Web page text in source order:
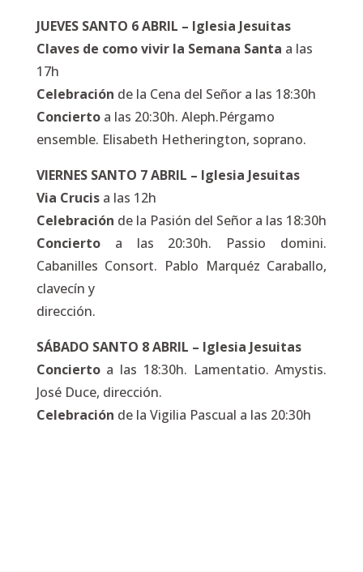
JUEVES SANTO 6 ABRIL – Iglesia Jesuitas
Claves de como vivir la Semana Santa a las
17h
Celebración de la Cena del Señor a las 18:30h
Conciertoa las 20:30h. Aleph.Pérgamo
ensemble. Elisabeth Hetherington, soprano.
VIERNES SANTO 7 ABRIL – Iglesia Jesuitas
Via Crucisa las 12h
Celebración de la Pasión del Señor a las 18:30h
Conciertoa las 20:30h. Passio domini.
Cabanilles Consort. Pablo Marquéz Caraballo,
clavecín y
dirección.
SÁBADO SANTO 8 ABRIL – Iglesia Jesuitas
Conciertoa las 18:30h. Lamentatio. Amystis.
José Duce, dirección.
Celebración de la Vigilia Pascual a las 20:30h